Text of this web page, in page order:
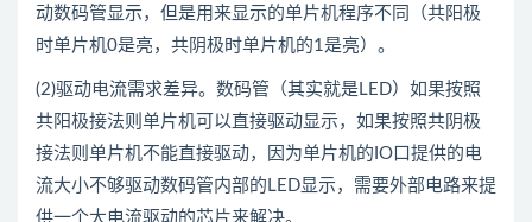
动数码管显示，但是用来显示的单片机程序不同（共阳极
时单片机0是亮，共阴极时单片机的1是亮）。
(2)驱动电流需求差异。数码管（其实就是LED）如果按照
共阳极接法则单片机可以直接驱动显示，如果按照共阴极
接法则单片机不能直接驱动，因为单片机的IO口提供的电
流大小不够驱动数码管内部的LED显示，需要外部电路来提
供一个大电流驱动的芯片来解决。